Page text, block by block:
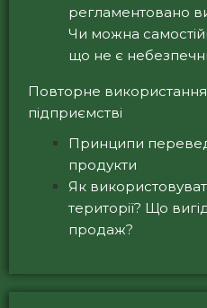
регламентовано
Чи можна
що не є
Повторне використання
підприємстві
Принципи
продукти
Як
території? Що
продаж?